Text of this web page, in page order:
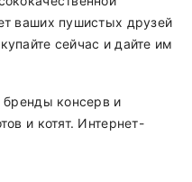
ваших пушистых друзей
сейчас и дайте им
бренды консерв и
и котят. Интернет-